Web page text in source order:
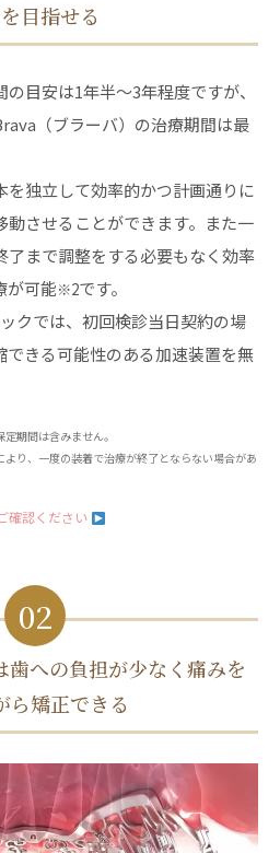
目指せる
目安は1年半〜3年程度ですが、
（ブラーバ）の治療期間は最
を独立して効率的かつ計画通りに
させることができます。また一
了まで調整をする必要もなく効率
が可能※2です。
クでは、初回検診当日契約の場
きる可能性のある加速装置を無
期間は含みません。
り、一度の装着で治療が終了とならない場合があ
確認ください
02
への負担が少なく痛みを
ら矯正できる